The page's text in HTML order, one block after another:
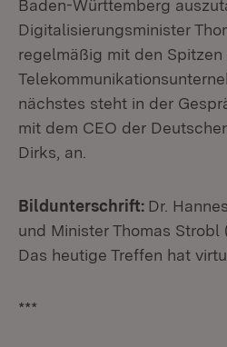
Baden-Württemberg
Digitalisierungsminister
regelmäßig mit den
nächstes steht in der
mit dem CEO der
Dirks, an.
Bildunterschrift: Dr.
und Minister Thomas Strobl
Das heutige Treffen hat
***